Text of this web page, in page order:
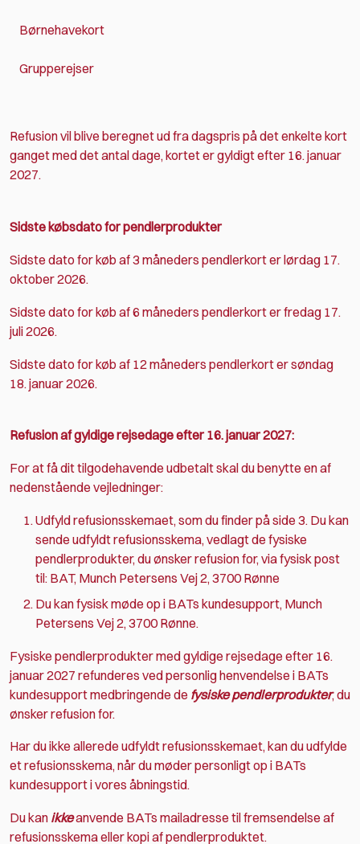
Børnehavekort
Grupperejser
Refusion vil blive beregnet ud fra dagspris på det enkelte kort
ganget med det antal dage, kortet er gyldigt efter 16. januar
2027.
Sidste købsdato for pendlerprodukter
Sidste dato for køb af 3 måneders pendlerkort er lørdag 17.
oktober 2026.
Sidste dato for køb af 6 måneders pendlerkort er fredag 17.
juli 2026.
Sidste dato for køb af 12 måneders pendlerkort er søndag
18. januar 2026.
Refusion af gyldige rejsedage efter 16. januar 2027:
For at få dit tilgodehavende udbetalt skal du benytte en af
nedenstående vejledninger:
Udfyld refusionsskemaet, som du finder på side 3. Du kan
sende udfyldt refusionsskema, vedlagt de fysiske
pendlerprodukter, du ønsker refusion for, via fysisk post
til: BAT, Munch Petersens Vej 2, 3700 Rønne
Du kan fysisk møde op i BATs kundesupport, Munch
Petersens Vej 2, 3700 Rønne.
Fysiske pendlerprodukter med gyldige rejsedage efter 16.
januar 2027 refunderes ved personlig henvendelse i BATs
kundesupport medbringende de fysiske pendlerprodukter, du
ønsker refusion for.
Har du ikke allerede udfyldt refusionsskemaet, kan du udfylde
et refusionsskema, når du møder personligt op i BATs
kundesupport i vores åbningstid.
Du kan ikkeanvende BATs mailadresse til fremsendelse af
refusionsskema eller kopi af pendlerproduktet.